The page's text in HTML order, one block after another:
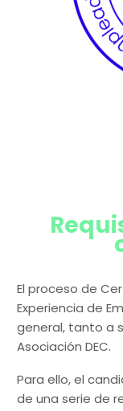
El proceso de
Experiencia de
general, tanto a
Asociación DEC.
Para ello, el
de una serie de